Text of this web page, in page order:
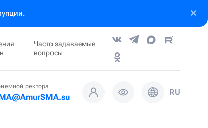
Часто задаваемые
вопросы
ректора
RU